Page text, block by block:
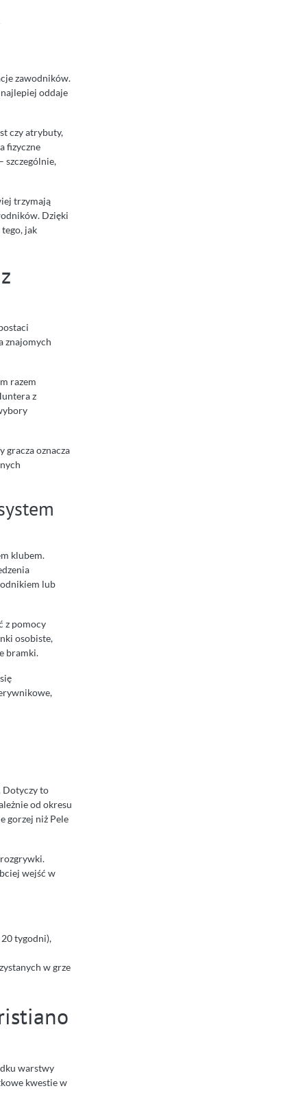
zawodników.
oddaje
czy atrybuty,
fizyczne
szczególnie,
trzymają
Dzięki
jak
znajomych
razem
z
gracza oznacza
klubem.
lub
z pomocy
osobiste,
bramki.
Dotyczy to
od okresu
gorzej niż Pele
wejść w
tygodni),
w grze
warstwy
kwestie w